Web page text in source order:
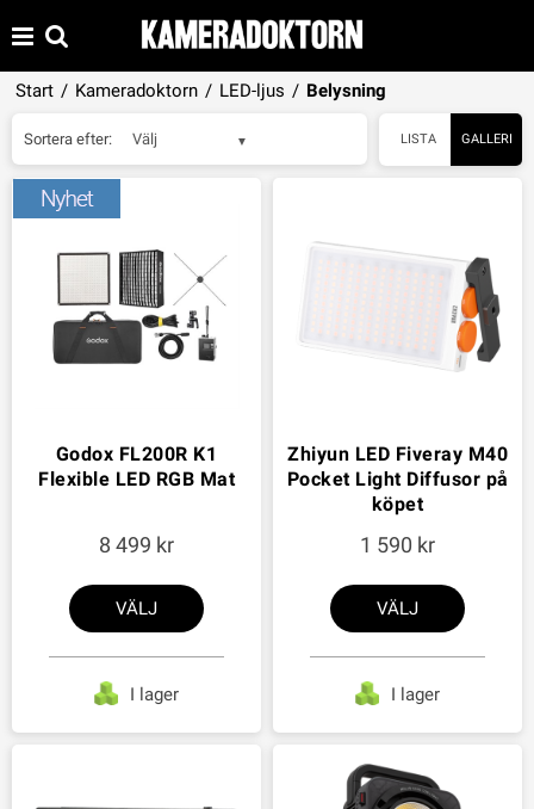
Start / Kameradoktorn / LED-ljus / Belysning
LISTA GALLERI
Sortera efter: Välj
Godox FL200R K1
Flexible LED RGB Mat
8 499
VÄLJ
I lager
Zhiyun LED Fiveray M40
Pocket Light Diffusor på
köpet
1 590
VÄLJ
I lager